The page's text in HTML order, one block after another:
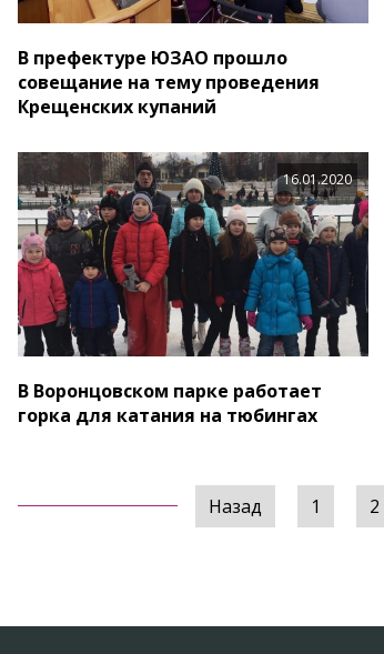
В префектуре ЮЗАО прошло
совещание на тему проведения
Крещенских купаний
16.01.2020
В Воронцовском парке работает
горка для катания на тюбингах
Назад 1 2